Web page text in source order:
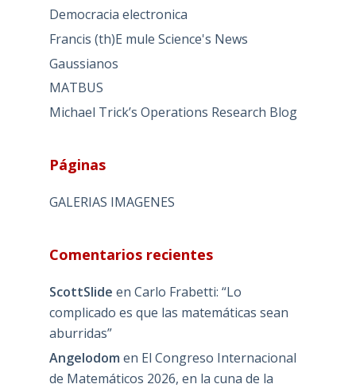
Democracia electronica
Francis (th)E mule Science's News
Gaussianos
MATBUS
Michael Trick’s Operations Research Blog
Páginas
GALERIAS IMAGENES
Comentarios recientes
ScottSlide en Carlo Frabetti: “Lo
complicado es que las matemáticas sean
aburridas”
Angelodom en El Congreso Internacional
de Matemáticos 2026, en la cuna de la